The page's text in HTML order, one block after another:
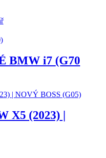
BMW i7 (G70
X5 (2023) |